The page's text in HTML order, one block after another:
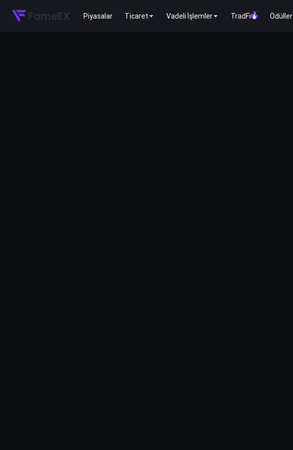
Piyasalar Ticaret Vadeli İşlemler TradFi Ödüller